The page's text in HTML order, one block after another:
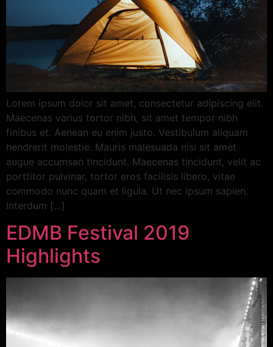
Lorem ipsum dolor sit amet, consectetur adipiscing elit.
Maecenas varius tortor nibh, sit amet tempor nibh
finibus et. Aenean eu enim justo. Vestibulum aliquam
hendrerit molestie. Mauris malesuada nisi sit amet
augue accumsan tincidunt. Maecenas tincidunt, velit ac
porttitor pulvinar, tortor eros facilisis libero, vitae
commodo nunc quam et ligula. Ut nec ipsum sapien.
Interdum […]
EDMB Festival 2019
Highlights